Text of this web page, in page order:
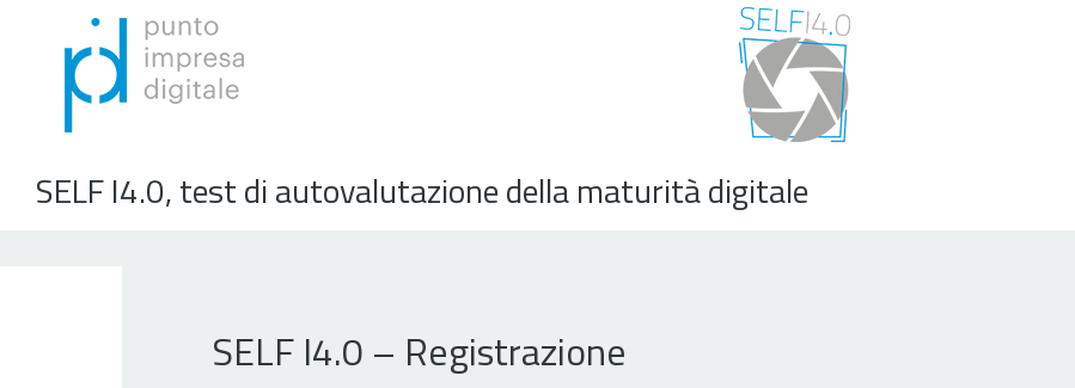
SELF I4.0, test di autovalutazione della maturità digitale
SELF I4.0 – Registrazione